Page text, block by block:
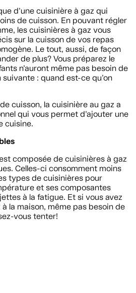
d’une cuisinière à gaz qui
de cuisson. En pouvant régler
les cuisinières à gaz vous
sur la cuisson de vos repas
Le tout, aussi, de façon
de plus? Vous préparez le
n’auront même pas besoin de
: quand est-ce qu’on
cuisson, la cuisinière au gaz a
qui vous permet d’ajouter une
cuisine.
composée de cuisinières à gaz
Celles-ci consomment moins
types de cuisinières pour
et ses composantes
à la fatigue. Et si vous avez
la maison, même pas besoin de
vous tenter!